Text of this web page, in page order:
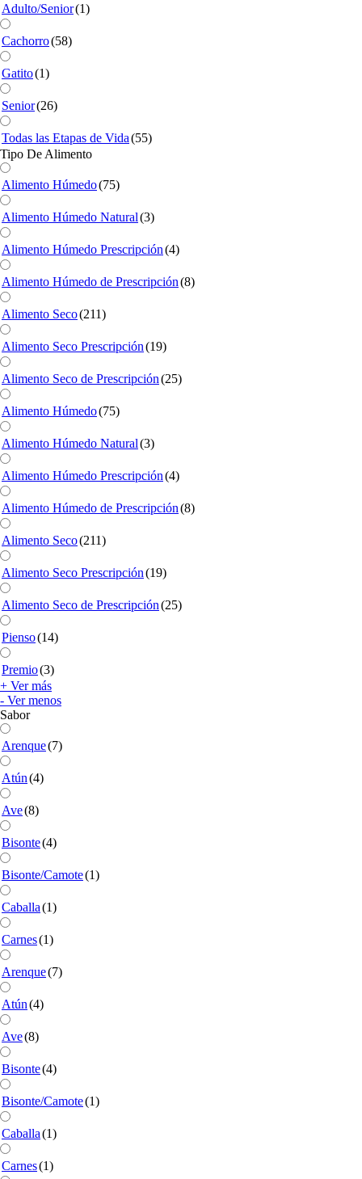
Adulto/Senior(1)
Cachorro(58)
Gatito(1)
Senior(26)
Todas las Etapas de Vida(55)
Tipo De Alimento
Alimento Húmedo(75)
Alimento Húmedo Natural(3)
Alimento Húmedo Prescripción(4)
Alimento Húmedo de Prescripción(8)
Alimento Seco(211)
Alimento Seco Prescripción(19)
Alimento Seco de Prescripción(25)
Alimento Húmedo(75)
Alimento Húmedo Natural(3)
Alimento Húmedo Prescripción(4)
Alimento Húmedo de Prescripción(8)
Alimento Seco(211)
Alimento Seco Prescripción(19)
Alimento Seco de Prescripción(25)
Pienso(14)
Premio(3)
+ Ver más
- Ver menos
Sabor
Arenque(7)
Atún(4)
Ave(8)
Bisonte(4)
Bisonte/Camote(1)
Caballa(1)
Carnes(1)
Arenque(7)
Atún(4)
Ave(8)
Bisonte(4)
Bisonte/Camote(1)
Caballa(1)
Carnes(1)